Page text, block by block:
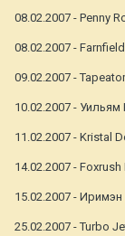
08.02.2007 - Penny
08.02.2007 -
09.02.2007 -
10.02.2007 -
11.02.2007 - Kristal
14.02.2007 -
15.02.2007 -
25.02.2007 - Turbo